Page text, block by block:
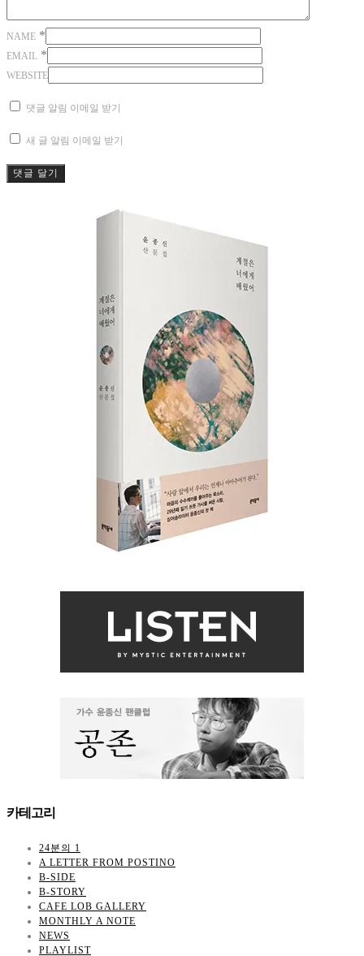
NAME *
EMAIL *
WEBSITE
댓글 알림 이메일 받기
새 글 알림 이메일 받기
카테고리
24분의 1
A LETTER FROM POSTINO
B-SIDE
B-STORY
CAFE LOB GALLERY
MONTHLY A NOTE
NEWS
PLAYLIST